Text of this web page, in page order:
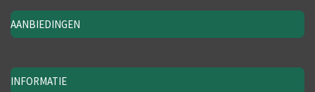
AANBIEDINGEN
INFORMATIE